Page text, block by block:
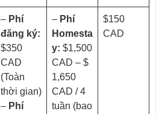
– Phí
đăng ký:
$350
CAD
(Toàn
thời gian)
– Phí
– Phí
Homesta
y: $1,500
CAD – $
1,650
CAD / 4
tuần (bao
$150
CAD